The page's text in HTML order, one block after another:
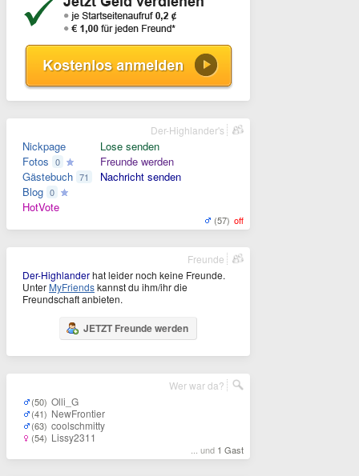
Nickpage
Fotos 0
Gästebuch 71
Blog 0
HotVote
Lose senden
Freunde werden
Nachricht senden
(57) off
Der-Highlander's
Der-Highlanderhat leider noch keine Freunde.
Unter MyFriendskannst du ihm/ihr die
Freundschaft anbieten.
JETZT Freunde werden
Freunde
(50) Olli_G
(41) NewFrontier
(63) coolschmitty
(54) Lissy2311
... und 1 Gast
Wer war da?